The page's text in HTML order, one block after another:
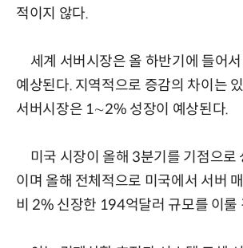
적이지 않다.
세계 서버시장은 올 하반기에 들어
예상된다. 지역적으로 증감의 차이는
서버시장은 1∼2% 성장이 예상된다.
미국 시장이 올해 3분기를 기점으로
이며 올해 전체적으로 미국에서 서버
비 2% 신장한 194억달러 규모를 이룰